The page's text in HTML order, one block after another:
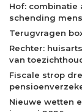
Hof: combinatie
schending
Terugvragen
Rechter:
van
Fiscale strop
Nieuwe wetten